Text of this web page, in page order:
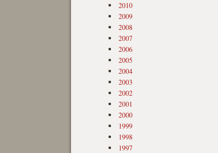
2010
2009
2008
2007
2006
2005
2004
2003
2002
2001
2000
1999
1998
1997